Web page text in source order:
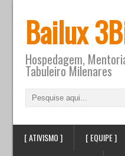
Bailux
Hospedagem,
Tabuleiro Milenares
[ ATIVISMO ] [ EQUIPE ]